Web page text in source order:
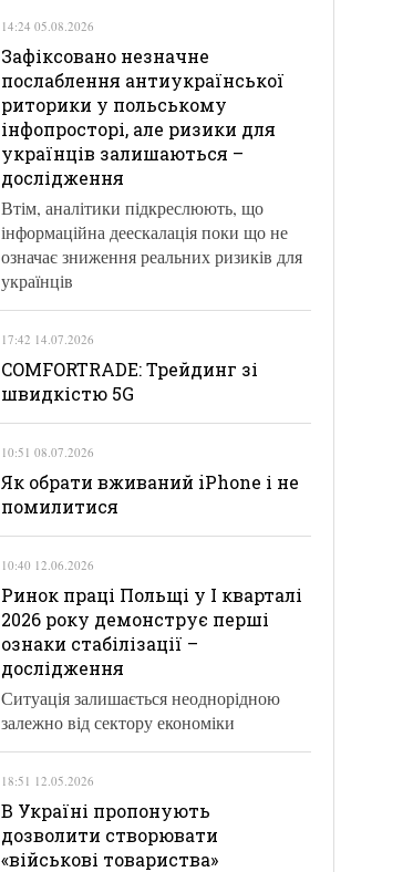
14:24 05.08.2026
Зафіксовано незначне
послаблення антиукраїнської
риторики у польському
інфопросторі, але ризики для
українців залишаються –
дослідження
Втім, аналітики підкреслюють, що
інформаційна деескалація поки що не
означає зниження реальних ризиків для
українців
17:42 14.07.2026
COMFORTRADE: Трейдинг зі
швидкістю 5G
10:51 08.07.2026
Як обрати вживаний iPhone і не
помилитися
10:40 12.06.2026
Ринок праці Польщі у І кварталі
2026 року демонструє перші
ознаки стабілізації –
дослідження
Ситуація залишається неоднорідною
залежно від сектору економіки
18:51 12.05.2026
В Україні пропонують
дозволити створювати
«військові товариства»